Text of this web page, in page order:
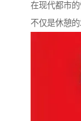
在现代都市
不仅是休憩